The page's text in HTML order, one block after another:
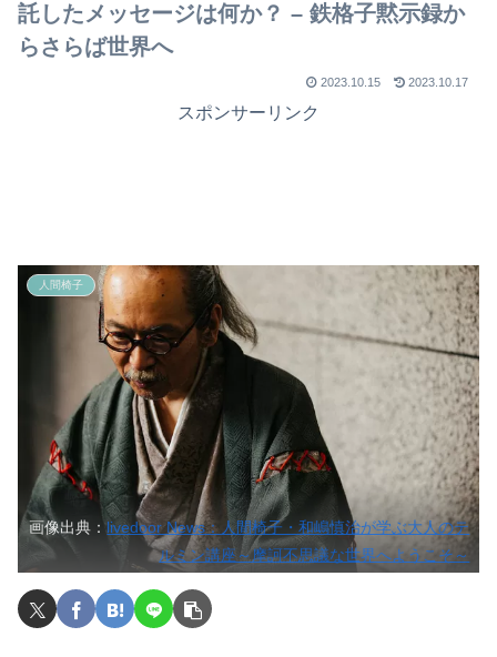
託したメッセージは何か？ – 鉄格子黙示録か
らさらば世界へ
2023.10.15 2023.10.17
スポンサーリンク
人間椅子
画像出典：livedoor News：人間椅子・和嶋慎治が学ぶ大人のテ
ルミン講座～摩訶不思議な世界へようこそ～